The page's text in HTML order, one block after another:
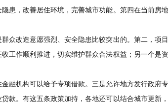
患，改善居住环境，完善城市功能。第四在当前房
众改造意愿强烈、安全隐患比较突出的。第二，项
工作顺利推进，切实维护群众合法权益；另一个是
融机构可以给予专项借款。三是允许地方发行政府
款。有这五条政策加持，各地还可以结合城市更新